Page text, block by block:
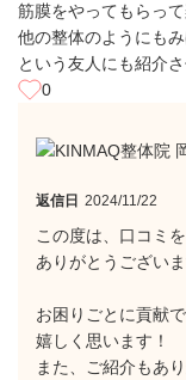
筋膜をやってもらって
他の整体のようにも
という友人にも紹介
0
返信日 2024/11/22
この度は、口コミ
ありがとうございま
お困りごとに貢献
嬉しく思います！
また、ご紹介もあ